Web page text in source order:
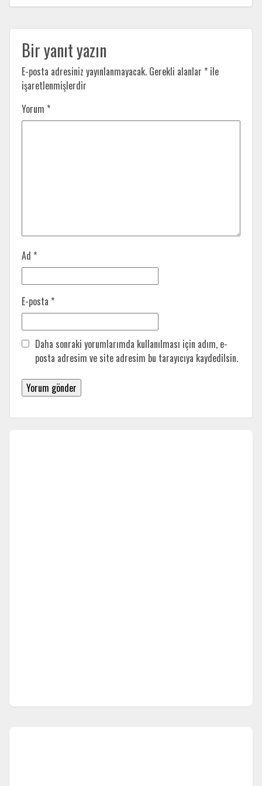
Bir yanıt yazın
E-posta adresiniz yayınlanmayacak. Gerekli alanlar * ile
işaretlenmişlerdir
Yorum *
Ad *
E-posta *
Daha sonraki yorumlarımda kullanılması için adım, e-
posta adresim ve site adresim bu tarayıcıya kaydedilsin.